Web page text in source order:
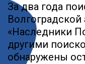
За два года
«Наследники
другими
обнаружены